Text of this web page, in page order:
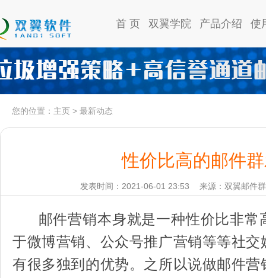
首 页 双翼学院 产品介绍 使
您的位置： 主页 > 最新动态
性价比高的邮件
发表时间：2021-06-01 23:53 来源：双翼邮件
邮件营销本身就是一种性价比非常
于微博营销、公众号推广营销等等社
有很多独到的优势。之所以说做邮件